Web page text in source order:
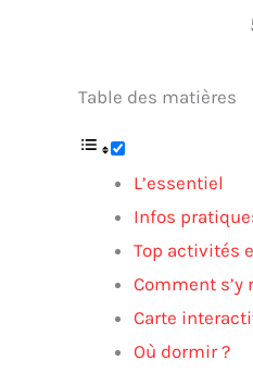
Table des matières
L’essentiel
Infos
Top activités
Comment s’y
Carte
Où dormir ?